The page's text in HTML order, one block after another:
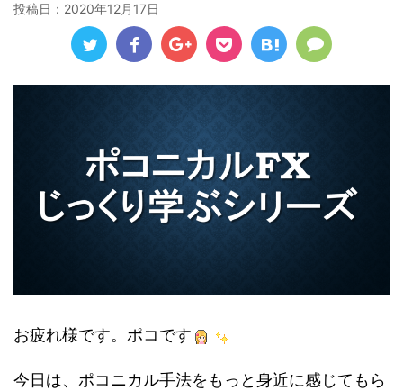
投稿日： 2020年12月17日
お疲れ様です。ポコです
今日は、ポコニカル手法をもっと身近に感じてもら